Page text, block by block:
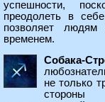
успешности,
преодолеть в
позволяет
временем.
Собака-
не только
стороны